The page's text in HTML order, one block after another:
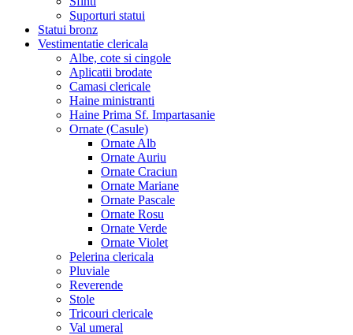
Suporturi statui
Statui bronz
Vestimentatie clericala
Albe, cote si cingole
Aplicatii brodate
Camasi clericale
Haine ministranti
Haine Prima Sf. Impartasanie
Ornate (Casule)
Ornate Alb
Ornate Auriu
Ornate Craciun
Ornate Mariane
Ornate Pascale
Ornate Rosu
Ornate Verde
Ornate Violet
Pelerina clericala
Pluviale
Reverende
Stole
Tricouri clericale
Val umeral